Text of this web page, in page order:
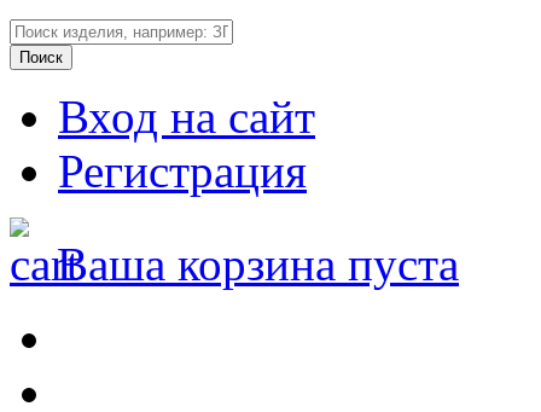
Вход на сайт
Регистрация
Ваша корзина пуста